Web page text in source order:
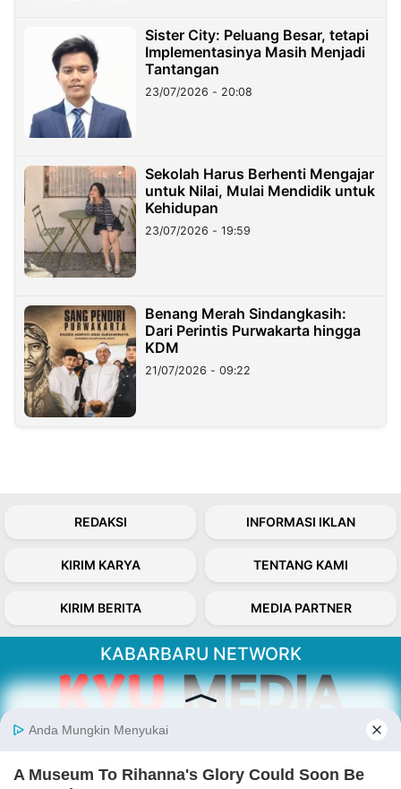
Sister City: Peluang Besar, tetapi
Implementasinya Masih Menjadi
Tantangan
23/07/2026 - 20:08
Sekolah Harus Berhenti Mengajar
untuk Nilai, Mulai Mendidik untuk
Kehidupan
23/07/2026 - 19:59
Benang Merah Sindangkasih:
Dari Perintis Purwakarta hingga
KDM
21/07/2026 - 09:22
REDAKSI INFORMASI IKLAN
KIRIM KARYA TENTANG KAMI
KIRIM BERITA MEDIA PARTNER
KABARBARU NETWORK